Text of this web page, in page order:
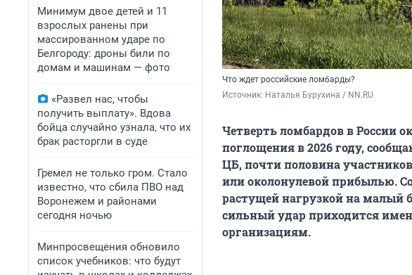
Минимум двое детей и 11
взрослых ранены при
массированном ударе по
Белгороду: дроны били по
домам и машинам — фото
«Развел нас, чтобы
получить выплату». Вдова
бойца случайно узнала, что их
брак расторгли в суде
Гремел не только гром. Стало
известно, что сбила ПВО над
Воронежем и районами
сегодня ночью
Минпросвещения обновило
список учебников: что будут
Что ждет российские ломбарды?
Источник: Наталья Бурухина / NN.RU
Четверть ломбардов в России
поглощения в 2026 году,
ЦБ, почти половина
или околонулевой прибылью.
растущей нагрузкой на малый
сильный удар приходится
организациям.